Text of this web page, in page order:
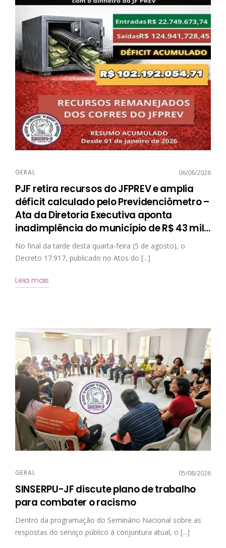
GERAL 06/08/2026
PJF retira recursos do JFPREV e amplia
déficit calculado pelo Previdenciômetro –
Ata da Diretoria Executiva aponta
inadimplência do município de R$ 43 mil…
No final da tarde desta quarta-feira (5 de agosto), o
Decreto 17.917, publicado no Atos do [...]
Leia mais
GERAL 05/08/2026
SINSERPU-JF discute plano de trabalho
para combater o racismo
Dentro da programação do Seminário Nacional sobre as
respostas do serviço público à conjuntura atual, o [...]